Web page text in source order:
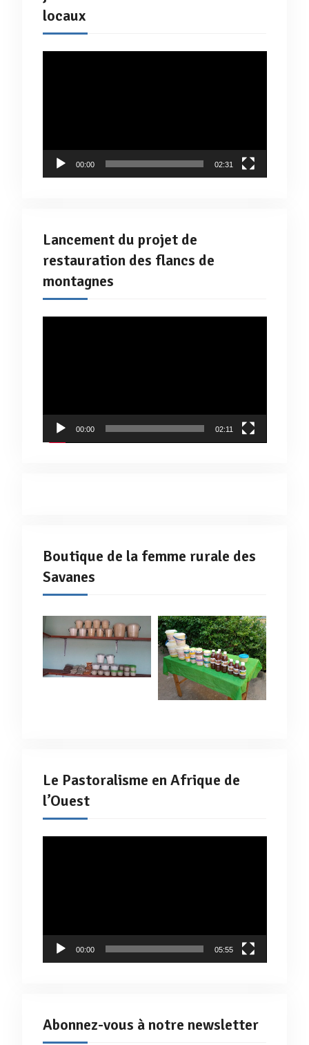
locaux
00:00 02:31
Lancement du projet de
restauration des flancs de
montagnes
00:00 02:11
Boutique de la femme rurale des
Savanes
Le Pastoralisme en Afrique de
l’Ouest
00:00 05:55
Abonnez-vous à notre newsletter